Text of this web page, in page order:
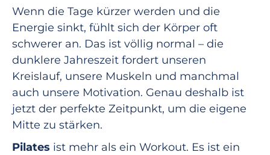
Wenn die Tage kürzer werden und die
Energie sinkt, fühlt sich der Körper oft
schwerer an. Das ist völlig normal – die
dunklere Jahreszeit fordert unseren
Kreislauf, unsere Muskeln und manchmal
auch unsere Motivation. Genau deshalb ist
jetzt der perfekte Zeitpunkt, um die eigene
Mitte zu stärken.
Pilates ist mehr als ein Workout. Es ist ein